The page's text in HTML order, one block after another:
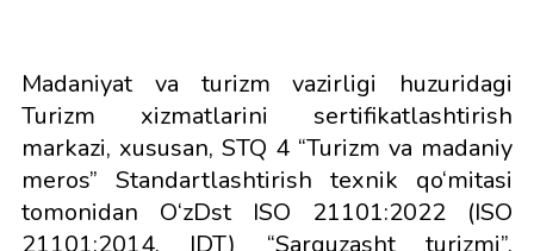
Madaniyat va turizm vazirligi huzuridagi
Turizm xizmatlarini sertifikatlashtirish
markazi, xususan, STQ 4 “Turizm va madaniy
meros” Standartlashtirish texnik qo‘mitasi
tomonidan O‘zDst ISO 21101:2022 (ISO
21101:2014, IDT) “Sarguzasht turizmi”.